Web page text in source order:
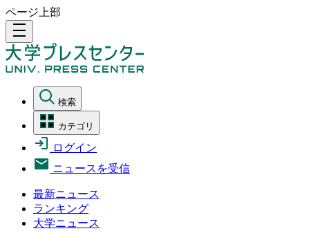
ページ上部
density_medium
検索
カテゴリ
ログイン
ニュースを受信
最新ニュース
ランキング
大学ニュース